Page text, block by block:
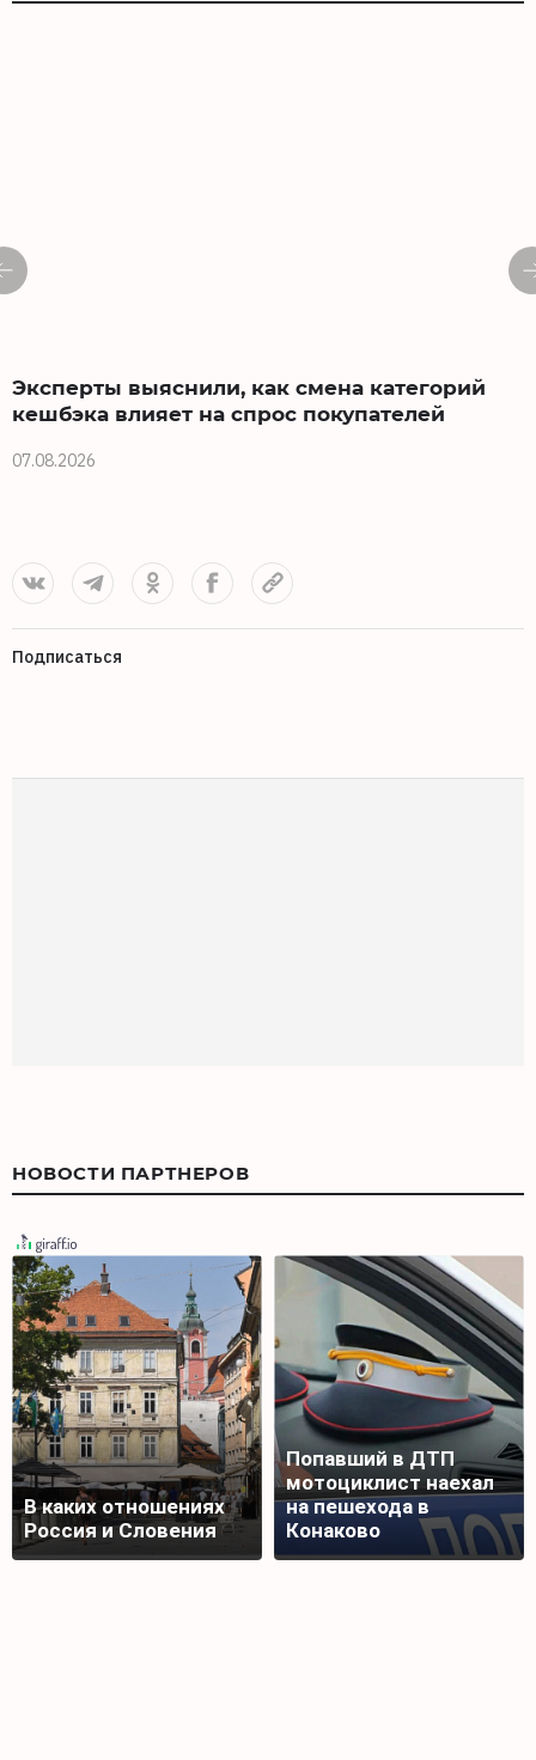
Эксперты выяснили, как смена категорий
кешбэка влияет на спрос покупателей
07.08.2026
Подписаться
НОВОСТИ ПАРТНЕРОВ
В каких отношениях
Россия и Словения
Попавший в ДТП
мотоциклист наехал
на пешехода в
Конаково